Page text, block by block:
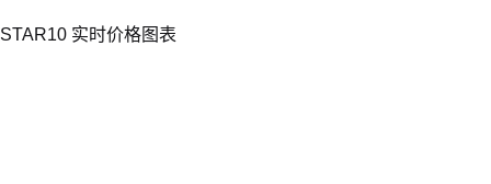
STAR10 实时价格图表